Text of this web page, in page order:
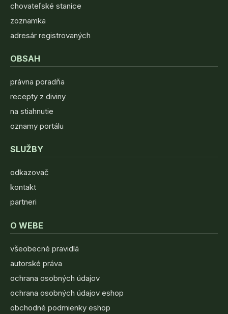
chovateľské stanice
zoznamka
adresár registrovaných
OBSAH
právna poradňa
recepty z diviny
na stiahnutie
oznamy portálu
SLUŽBY
odkazovač
kontakt
partneri
O WEBE
všeobecné pravidlá
autorské práva
ochrana osobných údajov
ochrana osobných údajov eshop
obchodné podmienky eshop